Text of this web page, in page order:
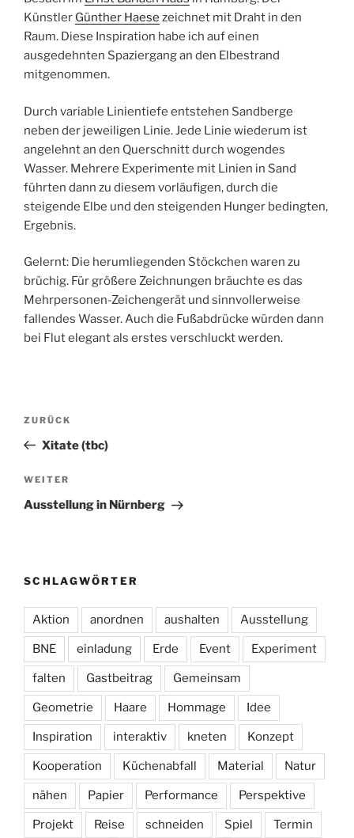
Künstler Günther Haese zeichnet mit Draht in den
Raum. Diese Inspiration habe ich auf einen
ausgedehnten Spaziergang an den Elbestrand
mitgenommen.
Durch variable Linientiefe entstehen Sandberge
neben der jeweiligen Linie. Jede Linie wiederum ist
angelehnt an den Querschnitt durch wogendes
Wasser. Mehrere Experimente mit Linien in Sand
führten dann zu diesem vorläufigen, durch die
steigende Elbe und den steigenden Hunger bedingten,
Ergebnis.
Gelernt: Die herumliegenden Stöckchen waren zu
brüchig. Für größere Zeichnungen bräuchte es das
Mehrpersonen-Zeichengerät und sinnvollerweise
fallendes Wasser. Auch die Fußabdrücke würden dann
bei Flut elegant als erstes verschluckt werden.
Beitragsnavigation
Vorheriger
Beitrag
ZURÜCK
Xitate (tbc)
Nächster
Beitrag
WEITER
Ausstellung in Nürnberg
SCHLAGWÖRTER
Aktion anordnen aushalten Ausstellung
BNE einladung Erde Event Experiment
falten Gastbeitrag Gemeinsam
Geometrie Haare Hommage Idee
Inspiration interaktiv kneten Konzept
Kooperation Küchenabfall Material Natur
nähen Papier Performance Perspektive
Projekt Reise schneiden Spiel Termin